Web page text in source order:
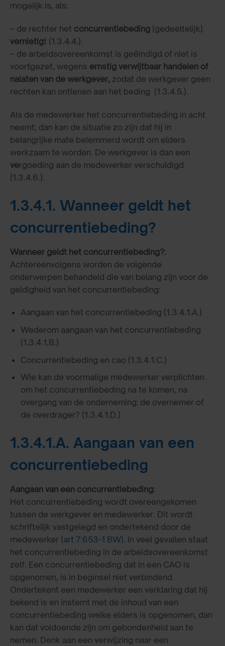
mogelijk is, als:
– de rechter het concurrentiebeding (gedeeltelijk)
vernietigt (1.3.4.4.).
– de arbeidsovereenkomst is geëindigd of niet is
voortgezet, wegens ernstig verwijtbaar handelen of
nalaten van de werkgever, zodat de werkgever geen
rechten kan ontlenen aan het beding (1.3.4.5.).
Als de medewerker het concurrentiebeding in acht
neemt, dan kan de situatie zo zijn dat hij in
belangrijke mate belemmerd wordt om elders
werkzaam te worden. De werkgever is dan een
vergoeding aan de medewerker verschuldigd
(1.3.4.6.).
1.3.4.1. Wanneer geldt het
concurrentiebeding?
Wanneer geldt het concurrentiebeding?:
Achtereenvolgens worden de volgende
onderwerpen behandeld die van belang zijn voor de
geldigheid van het concurrentiebeding:
Aangaan van het concurrentiebeding (1.3.4.1.A.)
Wederom aangaan van het concurrentiebeding
(1.3.4.1.B.)
Concurrentiebeding en cao (1.3.4.1.C.)
Wie kan de voormalige medewerker verplichten
om het concurrentiebeding na te komen, na
overgang van de onderneming: de overnemer of
de overdrager? (1.3.4.1.D.)
1.3.4.1.A. Aangaan van een
concurrentiebeding
Aangaan van een concurrentiebeding:
Het concurrentiebeding wordt overeengekomen
tussen de werkgever en medewerker. Dit wordt
schriftelijk vastgelegd en ondertekend door de
medewerker (art 7:653-1 BW). In veel gevallen staat
het concurrentiebeding in de arbeidsovereenkomst
zelf. Een concurrentiebeding dat in een CAO is
opgenomen, is in beginsel niet verbindend.
Ondertekent een medewerker een verklaring dat hij
bekend is en instemt met de inhoud van een
concurrentiebeding welke elders is opgenomen, dan
kan dat voldoende zijn om gebondenheid aan te
nemen. Denk aan een verwijzing naar een